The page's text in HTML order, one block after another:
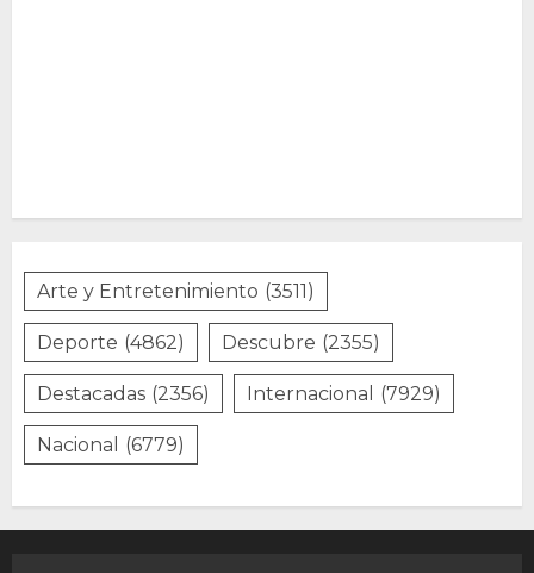
Arte y Entretenimiento (3511)
Deporte (4862) Descubre (2355)
Destacadas (2356) Internacional (7929)
Nacional (6779)